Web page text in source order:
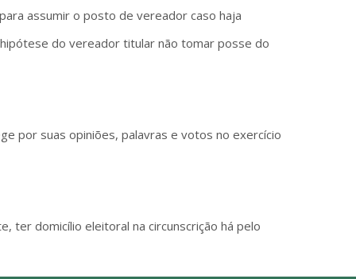
assumir o posto de vereador caso haja
do vereador titular não tomar posse do
por suas opiniões, palavras e votos no exercício
ter domicílio eleitoral na circunscrição há pelo